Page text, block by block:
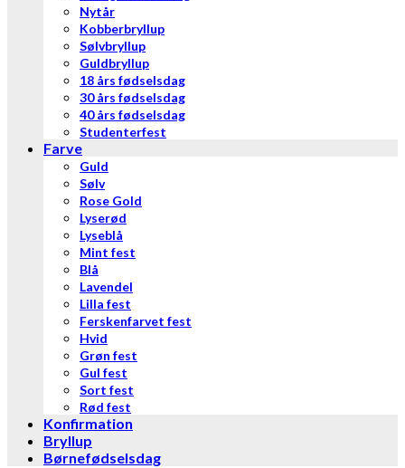
Nytår
Kobberbryllup
Sølvbryllup
Guldbryllup
18 års fødselsdag
30 års fødselsdag
40 års fødselsdag
Studenterfest
Farve
Guld
Sølv
Rose Gold
Lyserød
Lyseblå
Mint fest
Blå
Lavendel
Lilla fest
Ferskenfarvet fest
Hvid
Grøn fest
Gul fest
Sort fest
Rød fest
Konfirmation
Bryllup
Børnefødselsdag